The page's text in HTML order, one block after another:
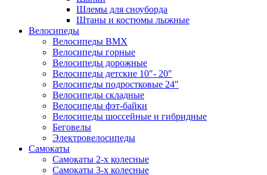
Шлемы для сноуборда
Штаны и костюмы лыжные
Велосипеды
Велосипеды BMX
Велосипеды горные
Велосипеды дорожные
Велосипеды детские 10″- 20″
Велосипеды подростковые 24″
Велосипеды складные
Велосипеды фэт-байки
Велосипеды шоссейные и гибридные
Беговелы
Электровелосипеды
Самокаты
Самокаты 2-х колесные
Самокаты 3-х колесные